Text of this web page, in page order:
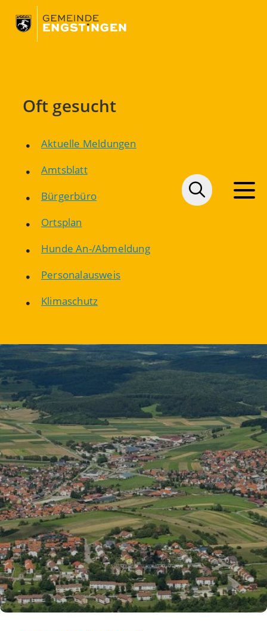
Oft gesucht
Aktuelle Meldungen
Amtsblatt
Bürgerbüro
Ortsplan
Hunde An-/Abmeldung
Personalausweis
Klimaschutz